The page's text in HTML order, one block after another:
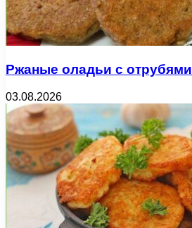
Ржаные оладьи с отрубями
03.08.2026